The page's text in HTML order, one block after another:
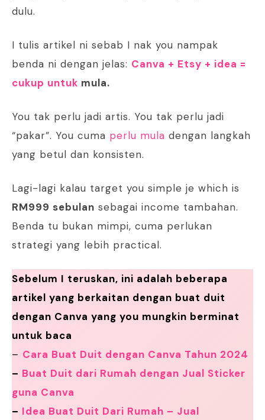
dulu.
I tulis artikel ni sebab I nak you nampak
benda ni dengan jelas: Canva + Etsy + idea =
cukup untuk mula.
You tak perlu jadi artis. You tak perlu jadi
“pakar”. You cuma perlu mula dengan langkah
yang betul dan konsisten.
Lagi-lagi kalau target you simple je which is
RM999 sebulan sebagai income tambahan.
Benda tu bukan mimpi, cuma perlukan
strategi yang lebih practical.
Sebelum I teruskan, ini adalah beberapa
artikel yang berkaitan dengan buat duit
dengan Canva yang you mungkin berminat
untuk baca
– Cara Buat Duit dengan Canva Tahun 2024
– Buat Duit dari Rumah dengan Jual Sticker
guna Canva
– Idea Buat Duit Dari Rumah – Jual